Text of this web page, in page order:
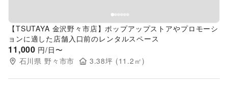
【TSUTAYA 金沢野々市店】ポップアップストアやプロモーシ
ョンに適した店舗入口前のレンタルスペース
11,000 円/日〜
石川県 野々市市 3.38坪 (11.2 ㎡)